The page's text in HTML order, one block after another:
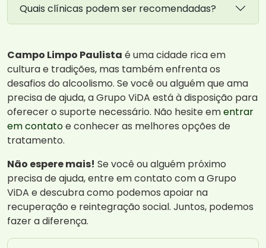
Quais clínicas podem ser recomendadas?
Campo Limpo Paulista é uma cidade rica em
cultura e tradições, mas também enfrenta os
desafios do alcoolismo. Se você ou alguém que ama
precisa de ajuda, a Grupo ViDA está à disposição para
oferecer o suporte necessário. Não hesite ementrar
em contatoe conhecer as melhores opções de
tratamento.
Não espere mais! Se você ou alguém próximo
precisa de ajuda, entre em contato com a Grupo
ViDA e descubra como podemos apoiar na
recuperação e reintegração social. Juntos, podemos
fazer a diferença.